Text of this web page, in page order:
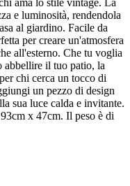
e luminosità, rendendola
al giardino. Facile da
per creare un'atmosfera
all'esterno. Che tu voglia
abbellire il tuo patio, la
chi cerca un tocco di
un pezzo di design
sua luce calda e invitante.
x 47cm. Il peso è di